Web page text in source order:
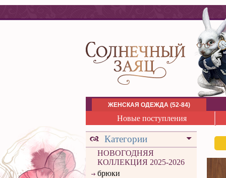
ЖЕНСКАЯ ОДЕЖДА (52-84)
Новые поступления
Категории
НОВОГОДНЯЯ
КОЛЛЕКЦИЯ 2025-2026
брюки